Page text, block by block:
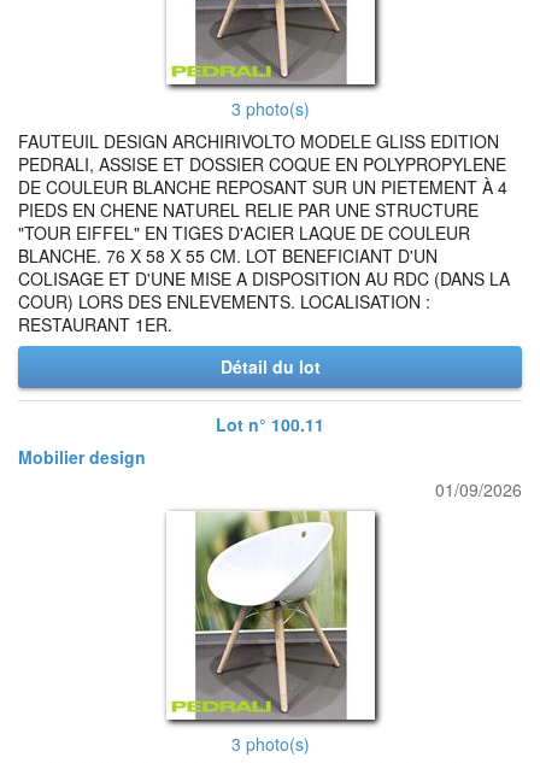
3 photo(s)
FAUTEUIL DESIGN ARCHIRIVOLTO MODELE GLISS EDITION
PEDRALI, ASSISE ET DOSSIER COQUE EN POLYPROPYLENE
DE COULEUR BLANCHE REPOSANT SUR UN PIETEMENT À 4
PIEDS EN CHENE NATUREL RELIE PAR UNE STRUCTURE
"TOUR EIFFEL" EN TIGES D'ACIER LAQUE DE COULEUR
BLANCHE. 76 X 58 X 55 CM. LOT BENEFICIANT D'UN
COLISAGE ET D'UNE MISE A DISPOSITION AU RDC (DANS LA
COUR) LORS DES ENLEVEMENTS. LOCALISATION :
RESTAURANT 1ER.
Détail du lot
Lot n° 100.11
Mobilier design
01/09/2026
3 photo(s)